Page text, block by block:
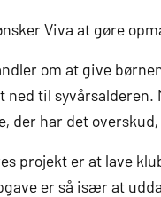
Viva at gøre
om at give
ned til
der har det
projekt er at lave
er så især at